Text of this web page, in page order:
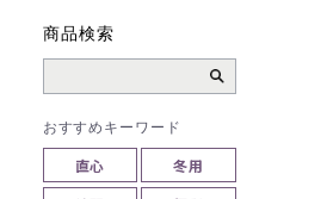
商品検索
おすすめキーワード
直心
冬用